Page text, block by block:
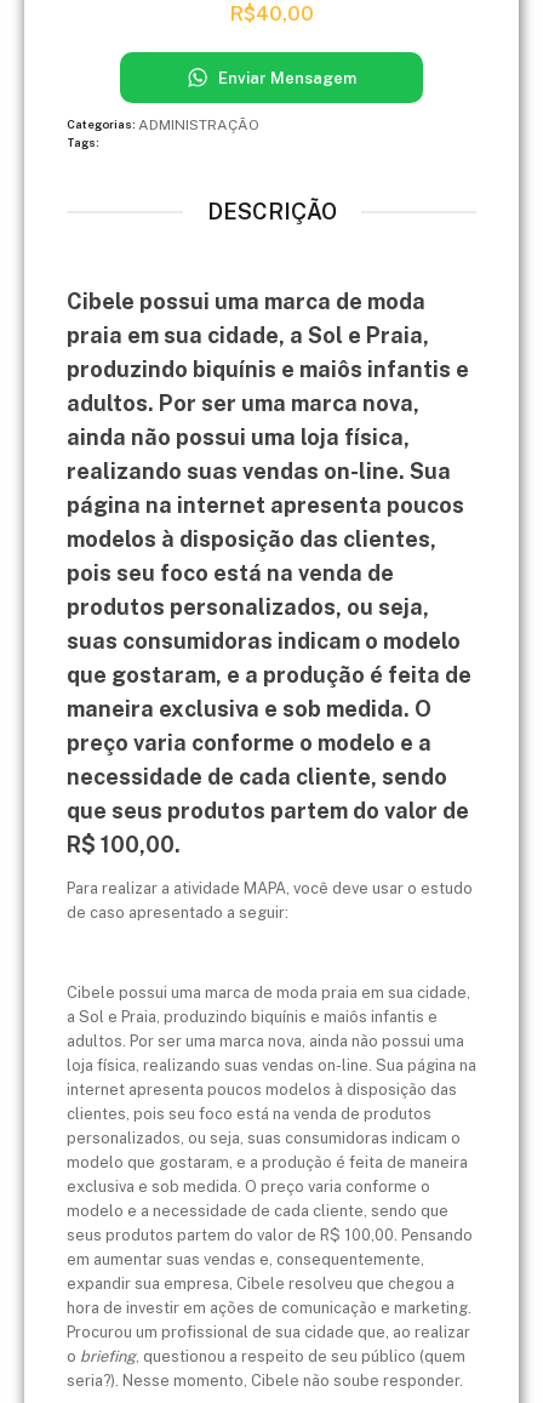
R$40,00
Enviar Mensagem
Categorias: ADMINISTRAÇÃO
Tags:
DESCRIÇÃO
Cibele possui uma marca de moda
praia em sua cidade, a Sol e Praia,
produzindo biquínis e maiôs infantis e
adultos. Por ser uma marca nova,
ainda não possui uma loja física,
realizando suas vendas on-line. Sua
página na internet apresenta poucos
modelos à disposição das clientes,
pois seu foco está na venda de
produtos personalizados, ou seja,
suas consumidoras indicam o modelo
que gostaram, e a produção é feita de
maneira exclusiva e sob medida. O
preço varia conforme o modelo e a
necessidade de cada cliente, sendo
que seus produtos partem do valor de
R$ 100,00.
Para realizar a atividade MAPA, você deve usar o estudo
de caso apresentado a seguir:
Cibele possui uma marca de moda praia em sua cidade,
a Sol e Praia, produzindo biquínis e maiôs infantis e
adultos. Por ser uma marca nova, ainda não possui uma
loja física, realizando suas vendas on-line. Sua página na
internet apresenta poucos modelos à disposição das
clientes, pois seu foco está na venda de produtos
personalizados, ou seja, suas consumidoras indicam o
modelo que gostaram, e a produção é feita de maneira
exclusiva e sob medida. O preço varia conforme o
modelo e a necessidade de cada cliente, sendo que
seus produtos partem do valor de R$ 100,00. Pensando
em aumentar suas vendas e, consequentemente,
expandir sua empresa, Cibele resolveu que chegou a
hora de investir em ações de comunicação e marketing.
Procurou um profissional de sua cidade que, ao realizar
o briefing, questionou a respeito de seu público (quem
seria?). Nesse momento, Cibele não soube responder.